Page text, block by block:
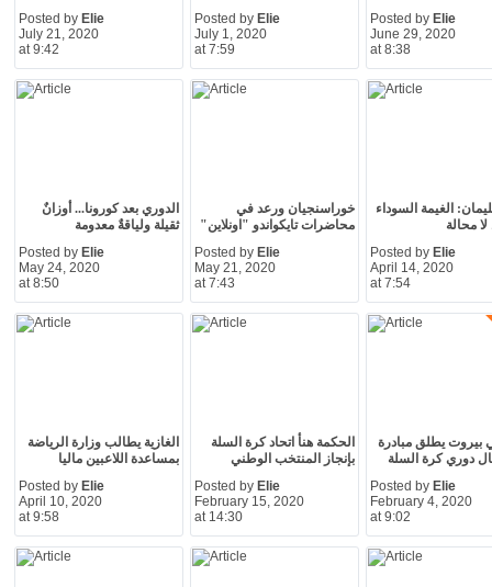
Posted by Elie
July 21, 2020
at 9:42
Posted by Elie
July 1, 2020
at 7:59
Posted by Elie
June 29, 2020
at 8:38
الدوري بعد كورونا... أوزانٌ
ثقيلة ولياقةٌ معدومة
Posted by Elie
May 24, 2020
at 8:50
خوراسنجيان ورعد في
محاضرات تايكواندو "اونلاين"
Posted by Elie
May 21, 2020
at 7:43
الغيمة السوداء
محالة
Posted by Elie
April 14, 2020
at 7:54
الغازية يطالب وزارة الرياضة
بمساعدة اللاعبين ماليا
Posted by Elie
April 10, 2020
at 9:58
الحكمة هنأ اتحاد كرة السلة
بإنجاز المنتخب الوطني
Posted by Elie
February 15, 2020
at 14:30
بيروت يطلق مبادرة
دوري كرة السلة
Posted by Elie
February 4, 2020
at 9:02